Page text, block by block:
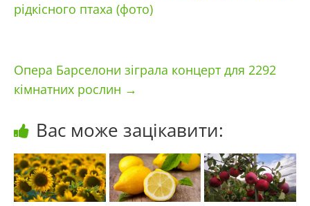
рідкісного птаха (фото)
Опера Барселони зіграла концерт для 2292
кімнатних рослин →
Вас може зацікавити: